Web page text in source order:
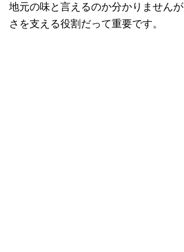
地元の味と言えるのか分かりません
さを支える役割だって重要です。